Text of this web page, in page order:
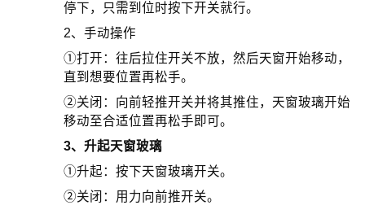
停下，只需到位时按下开关就行。
2、手动操作
①打开：往后拉住开关不放，然后天窗开始移动，
直到想要位置再松手。
②关闭：向前轻推开关并将其推住，天窗玻璃开始
移动至合适位置再松手即可。
3、升起天窗玻璃
①升起：按下天窗玻璃开关。
②关闭：用力向前推开关。